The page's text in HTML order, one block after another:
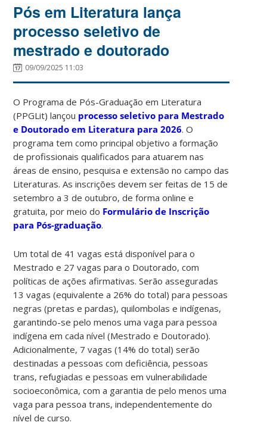
Pós em Literatura lança
processo seletivo de
mestrado e doutorado
09/09/2025 11:03
O Programa de Pós-Graduação em Literatura
(PPGLit) lançou processo seletivo para Mestrado
e Doutorado em Literatura para 2026. O
programa tem como principal objetivo a formação
de profissionais qualificados para atuarem nas
áreas de ensino, pesquisa e extensão no campo das
Literaturas. As inscrições devem ser feitas de 15 de
setembro a 3 de outubro, de forma online e
gratuita, por meio do Formulário de Inscrição
para Pós-graduação.
Um total de 41 vagas está disponível para o
Mestrado e 27 vagas para o Doutorado, com
políticas de ações afirmativas. Serão asseguradas
13 vagas (equivalente a 26% do total) para pessoas
negras (pretas e pardas), quilombolas e indígenas,
garantindo-se pelo menos uma vaga para pessoa
indígena em cada nível (Mestrado e Doutorado).
Adicionalmente, 7 vagas (14% do total) serão
destinadas a pessoas com deficiência, pessoas
trans, refugiadas e pessoas em vulnerabilidade
socioeconômica, com a garantia de pelo menos uma
vaga para pessoa trans, independentemente do
nível de curso.